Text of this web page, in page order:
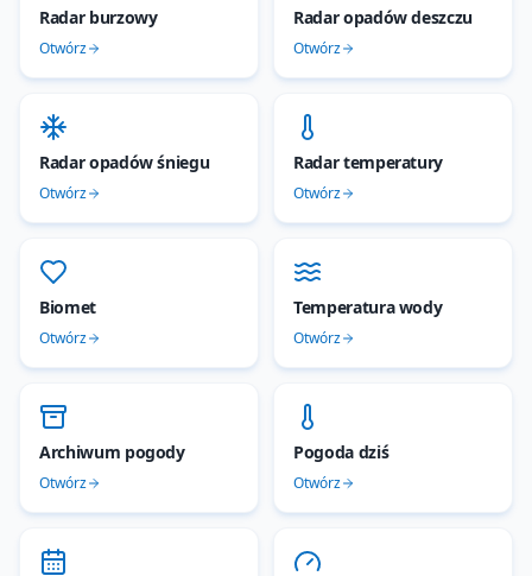
Radar burzowy
Otwórz
Radar opadów deszczu
Otwórz
Radar opadów śniegu
Otwórz
Radar temperatury
Otwórz
Biomet
Otwórz
Temperatura wody
Otwórz
Archiwum pogody
Otwórz
Pogoda dziś
Otwórz